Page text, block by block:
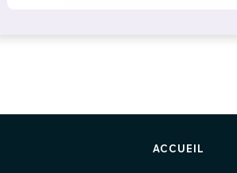
ACCUEIL